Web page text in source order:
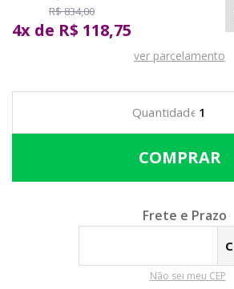
R$ 834,00
4x de R$ 118,75
ver parcelamento
Calcular o Frete
Não sei meu CEP